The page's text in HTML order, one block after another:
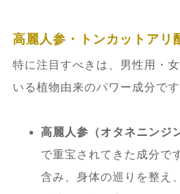
【総括】なぜロイヤル
と安全性の結論
乗効果」
7.2.2. 「違法成分」と
高麗人参・トンカットアリ
特に注目すべきは、男性用・
いる植物由来のパワー成分です
高麗人参（オタネニンジ
で重宝されてきた成分で
含み、身体の巡りを整え